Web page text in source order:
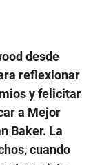
desde
reflexionar
y felicitar
a Mejor
Baker. La
cuando